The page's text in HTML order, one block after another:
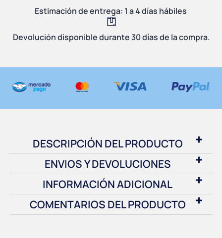
Estimación de entrega: 1 a 4 días hábiles
Devolución disponible durante 30 días de la compra.
DESCRIPCIÓN DEL PRODUCTO
ENVIOS Y DEVOLUCIONES
INFORMACIÓN ADICIONAL
COMENTARIOS DEL PRODUCTO